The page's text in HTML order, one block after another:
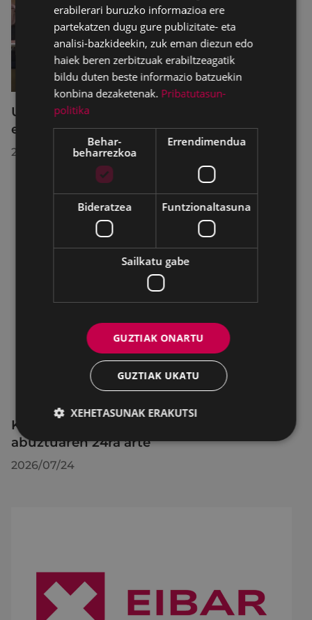
Udalbatzak 2026ko uztailaren 27an
egindako bilkuran hartutako erabakiak
2026/07/28
KIUBeko bulegoa itxita egongo da
abuztuaren 24ra arte
2026/07/24
erabilerari buruzko informazioa ere
partekatzen dugu gure publizitate- eta
analisi-bazkideekin, zuk eman diezun edo
haiek beren zerbitzuak erabiltzeagatik
bildu duten beste informazio batzuekin
konbina dezaketenak. Pribatutasun-
politika
Behar-
beharrezkoa
Errendimendua
Bideratzea Funtzionaltasuna
Sailkatu gabe
GUZTIAK ONARTU
GUZTIAK UKATU
XEHETASUNAK ERAKUTSI